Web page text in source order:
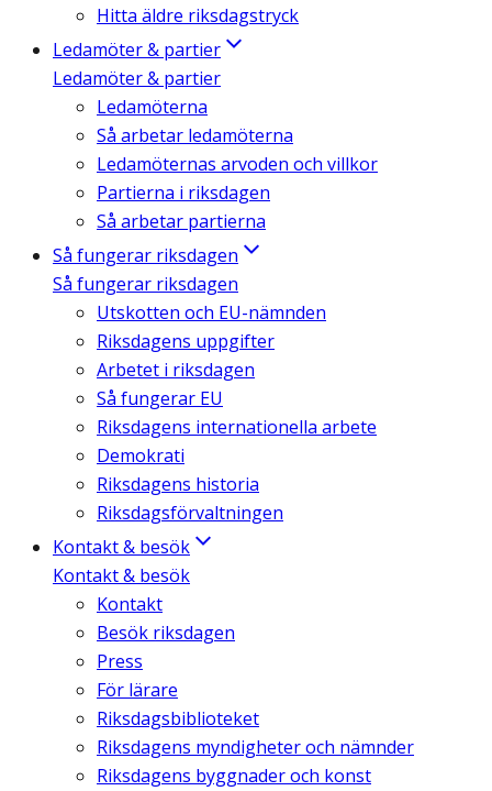
Hitta äldre riksdagstryck
Ledamöter & partier
Ledamöter & partier
Ledamöterna
Så arbetar ledamöterna
Ledamöternas arvoden och villkor
Partierna i riksdagen
Så arbetar partierna
Så fungerar riksdagen
Så fungerar riksdagen
Utskotten och EU-nämnden
Riksdagens uppgifter
Arbetet i riksdagen
Så fungerar EU
Riksdagens internationella arbete
Demokrati
Riksdagens historia
Riksdagsförvaltningen
Kontakt & besök
Kontakt & besök
Kontakt
Besök riksdagen
Press
För lärare
Riksdagsbiblioteket
Riksdagens myndigheter och nämnder
Riksdagens byggnader och konst